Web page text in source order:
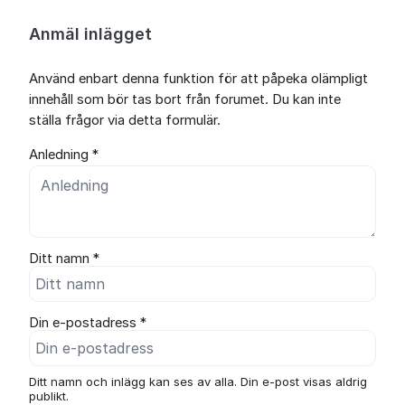
Anmäl inlägget
Använd enbart denna funktion för att påpeka olämpligt
innehåll som bör tas bort från forumet. Du kan inte
ställa frågor via detta formulär.
Anledning *
Ditt namn *
Din e-postadress *
Ditt namn och inlägg kan ses av alla. Din e-post visas aldrig
publikt.